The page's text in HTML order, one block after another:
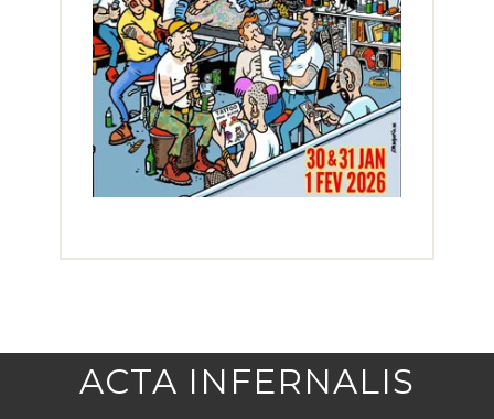
ACTA INFERNALIS